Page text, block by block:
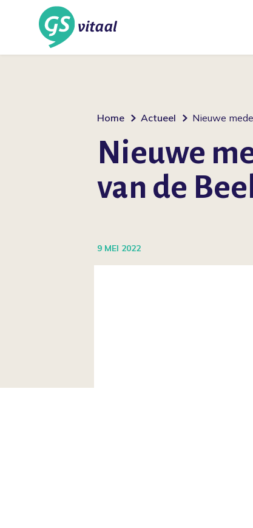
Home Actueel Nieuwe
Nieuwe
van de
9 MEI 2022